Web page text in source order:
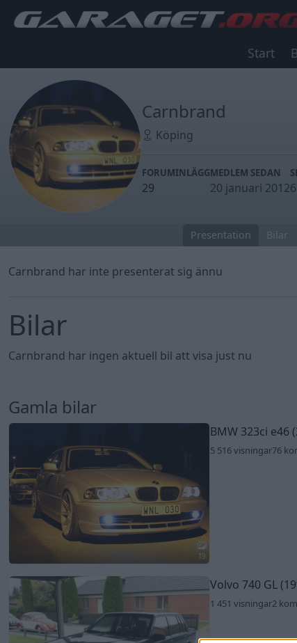
Start
Carnbrand
Köping
FORUMINLÄGG
29
MEDLEM SEDAN
20 januari 2012
Presentation Bilar
Carnbrand har inte presenterat sig ännu
Bilar
Carnbrand har ingen aktuell bil att visa just nu
Gamla bilar
19
BMW 323ci e46
5 516 visningar76
Volvo 740 GL
1 451 visningar2